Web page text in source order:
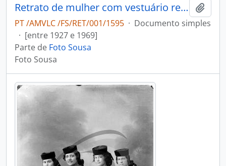
Retrato de mulher com vestuário regional
PT /AMVLC /FS/RET/001/1595 · Documento simples
· [entre 1927 e 1969]
Parte de Foto Sousa
Foto Sousa